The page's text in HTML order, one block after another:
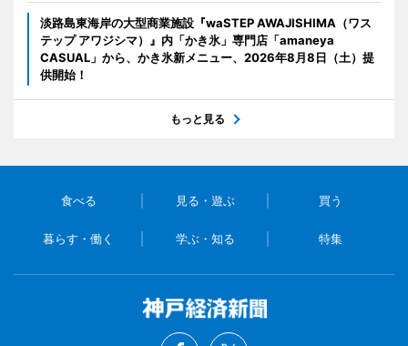
淡路島東海岸の大型商業施設『waSTEP AWAJISHIMA（ワス
テップ アワジシマ）』内「かき氷」専門店「amaneya
CASUAL」から、かき氷新メニュー、2026年8月8日（土）提
供開始！
もっと見る
食べる 見る・遊ぶ 買う
暮らす・働く 学ぶ・知る 特集